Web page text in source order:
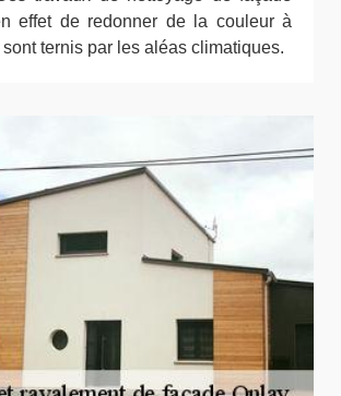
effet de redonner de la couleur à
ternis par les aléas climatiques.